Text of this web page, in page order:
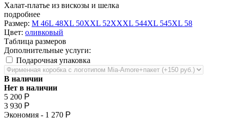
Халат-платье из вискозы и шелка
подробнее
Размер: M 46L 48XL 50XXL 52XXXL 544XL 545XL 58
Цвет: оливковый
Таблица размеров
Дополнительные услуги:
Подарочная упаковка
В наличии
Нет в наличии
5 200 Р
3 930 Р
Экономия - 1 270 Р